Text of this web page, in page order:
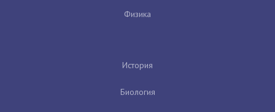
Физика
История
Биология